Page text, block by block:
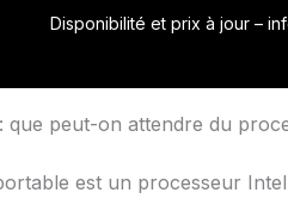
Disponibilité et prix à jour –
que peut-on attendre du
est un processeur